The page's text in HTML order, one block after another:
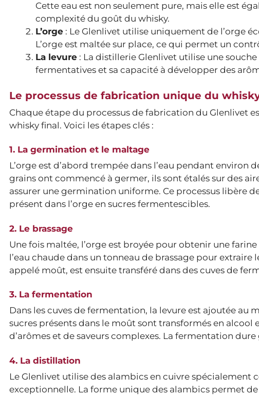
Cette eau est non seulement pure, mais elle est
complexité du goût du whisky.
L’orge : Le Glenlivet utilise uniquement de l’orge
L’orge est maltée sur place, ce qui permet un
La levure : La distillerie Glenlivet utilise une
fermentatives et sa capacité à développer des
Le processus de fabrication unique du
Chaque étape du processus de fabrication du Glenlivet
whisky final. Voici les étapes clés :
1. La germination et le maltage
L’orge est d’abord trempée dans l’eau pendant
grains ont commencé à germer, ils sont étalés sur des
assurer une germination uniforme. Ce processus libère
présent dans l’orge en sucres fermentescibles.
2. Le brassage
Une fois maltée, l’orge est broyée pour obtenir une
l’eau chaude dans un tonneau de brassage pour
appelé moût, est ensuite transféré dans des cuves de
3. La fermentation
Dans les cuves de fermentation, la levure est ajoutée au
sucres présents dans le moût sont transformés en
d’arômes et de saveurs complexes. La fermentation
4. La distillation
Le Glenlivet utilise des alambics en cuivre
exceptionnelle. La forme unique des alambics permet